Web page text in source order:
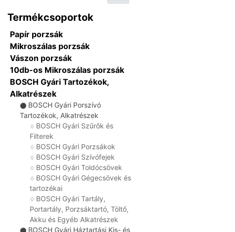
Termékcsoportok
Papír porzsák
Mikroszálas porzsák
Vászon porzsák
10db-os Mikroszálas porzsák
BOSCH Gyári Tartozékok,
Alkatrészek
⚫ BOSCH Gyári Porszívó
Tartozékok, Alkatrészek
♢ BOSCH Gyári Szűrők és
Filterek
♢ BOSCH Gyári Porzsákok
♢ BOSCH Gyári Szívófejek
♢ BOSCH Gyári Toldócsövek
♢ BOSCH Gyári Gégecsövek és
tartozékai
♢ BOSCH Gyári Tartály,
Portartály, Porzsáktartó, Töltő,
Akku és Egyéb Alkatrészek
⚫ BOSCH Gyári Háztartási Kis- és